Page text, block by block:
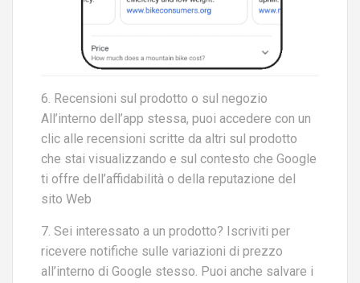
6. Recensioni sul prodotto o sul negozio
All’interno dell’app stessa, puoi accedere con un
clic alle recensioni scritte da altri sul prodotto
che stai visualizzando e sul contesto che Google
ti offre dell’affidabilità o della reputazione del
sito Web
7. Sei interessato a un prodotto? Iscriviti per
ricevere notifiche sulle variazioni di prezzo
all’interno di Google stesso. Puoi anche salvare i